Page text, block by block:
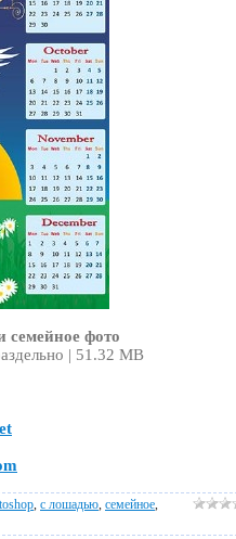
семейное фото
| 51.32 MB
с лошадью семейное